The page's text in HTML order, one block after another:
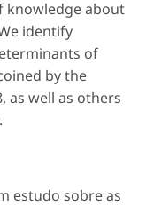
knowledge about
identify
of
by the
as well as others
estudo sobre as